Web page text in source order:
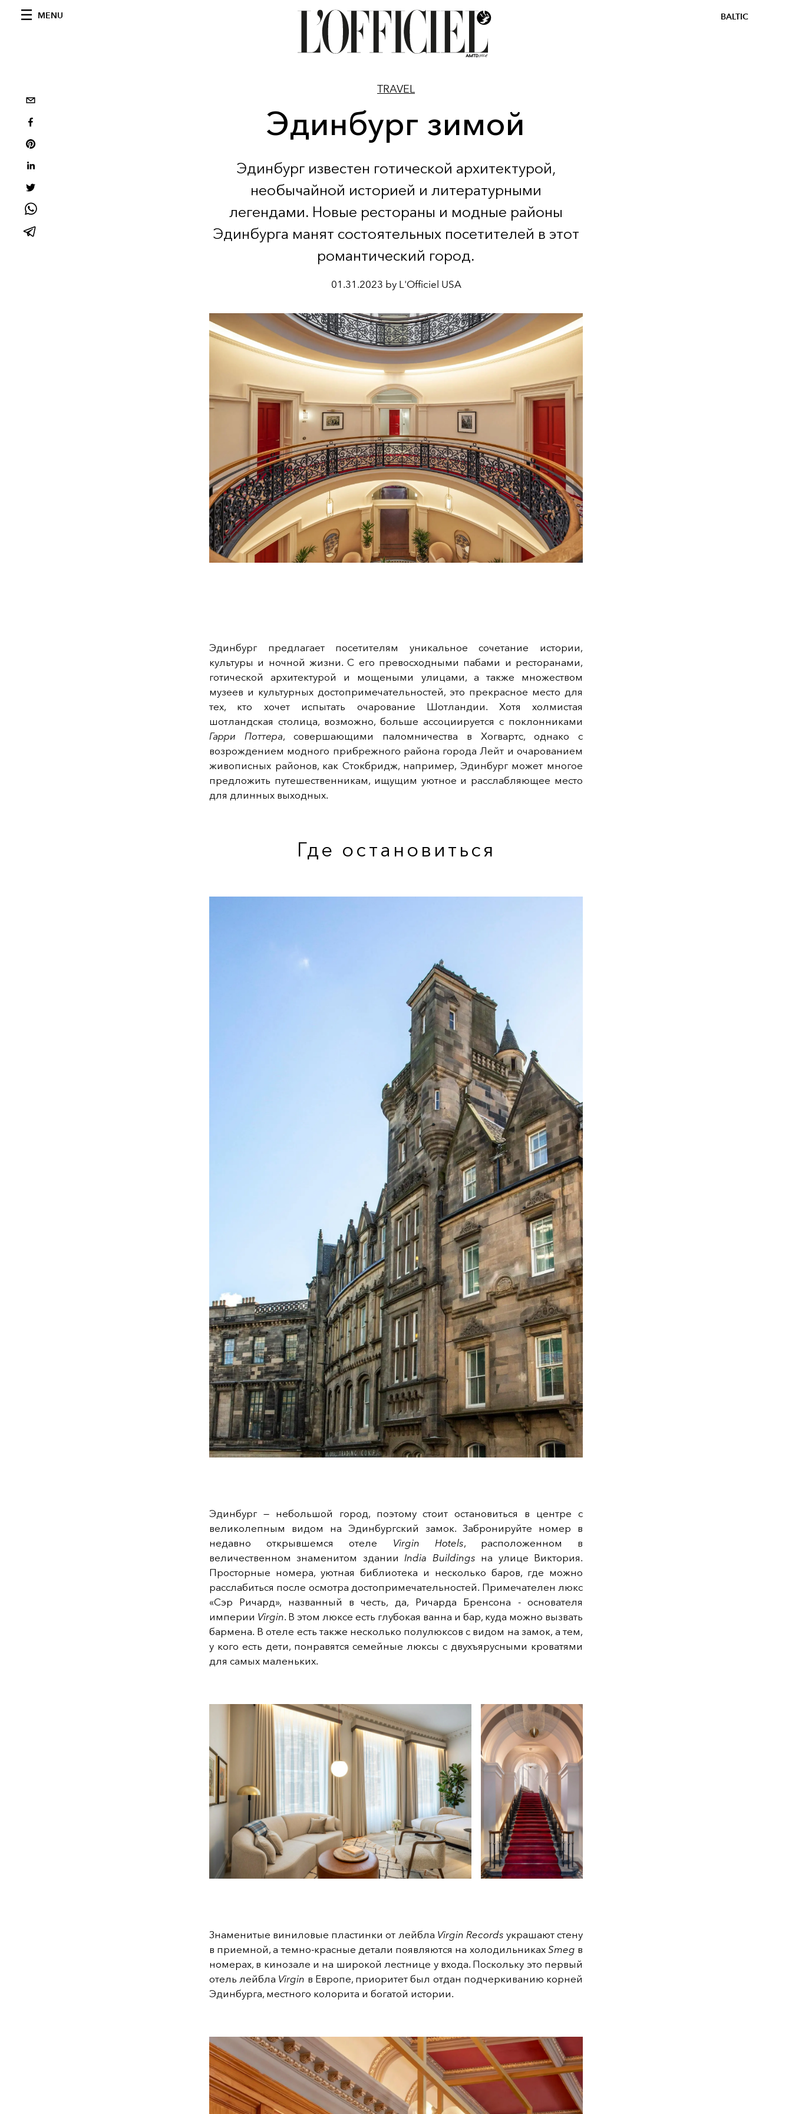
MENU BALTIC
TRAVEL
Эдинбург зимой
Эдинбург известен готической архитектурой,
необычайной историей и литературными
легендами. Новые рестораны и модные районы
Эдинбурга манят состоятельных посетителей в этот
романтический город.
01.31.2023 by L'Officiel USA
Эдинбург предлагает посетителям уникальное сочетание истории,
культуры и ночной жизни. С его превосходными пабами и ресторанами,
готической архитектурой и мощеными улицами, а также множеством
музеев и культурных достопримечательностей, это прекрасное место для
тех, кто хочет испытать очарование Шотландии. Хотя холмистая
шотландская столица, возможно, больше ассоциируется с поклонниками
Гарри Поттера, совершающими паломничества в Хогвартс, однако с
возрождением модного прибрежного района города Лейт и очарованием
живописных районов, как Стокбридж, например, Эдинбург может многое
предложить путешественникам, ищущим уютное и расслабляющее место
для длинных выходных.
Где остановиться
Эдинбург — небольшой город, поэтому стоит остановиться в центре с
великолепным видом на Эдинбургский замок. Забронируйте номер в
недавно открывшемся отеле Virgin Hotels, расположенном в
величественном знаменитом здании India Buildings на улице Виктория.
Просторные номера, уютная библиотека и несколько баров, где можно
расслабиться после осмотра достопримечательностей. Примечателен люкс
«Сэр Ричард», названный в честь, да,
Ричарда Бренсона - основателя
империи Virgin. В этом люксе есть глубокая ванна и бар, куда можно вызвать
бармена. В отеле есть также несколько полулюксов с видом на замок, а тем,
у кого есть дети, понравятся семейные люксы с двухъярусными кроватями
для самых маленьких.
Знаменитые виниловые пластинки от лейбла Virgin Records украшают стену
в приемной, а темно-красные детали появляются на холодильниках Smeg в
номерах, в кинозале и на широкой лестнице у входа. Поскольку это первый
отель лейбла Virgin в Европе, приоритет был отдан подчеркиванию корней
Эдинбурга, местного колорита и богатой истории.